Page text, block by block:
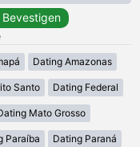
Dating Amazonas
Santo Dating Federal
Mato Grosso
Paraíba Dating Paraná